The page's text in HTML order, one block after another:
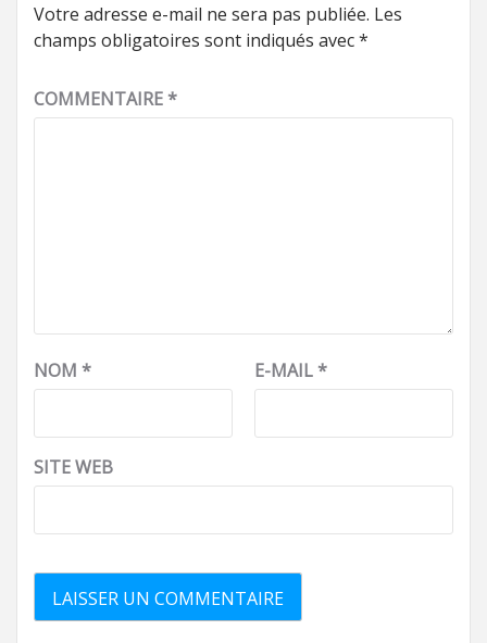
Votre adresse e-mail ne sera pas publiée. Les
champs obligatoires sont indiqués avec*
COMMENTAIRE*
NOM * E-MAIL*
SITE WEB